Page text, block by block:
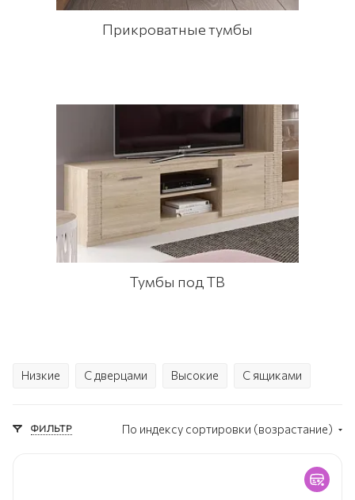
Прикроватные тумбы
Тумбы под ТВ
Низкие С дверцами Высокие С ящиками
ФИЛЬТР По индексу сортировки (возрастание)